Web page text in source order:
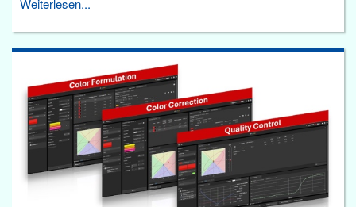
Weiterlesen...